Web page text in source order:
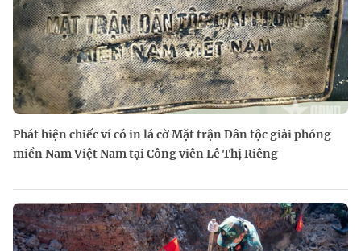
Phát hiện chiếc ví có in lá cờ Mặt trận Dân tộc giải phóng
miền Nam Việt Nam tại Công viên Lê Thị Riêng